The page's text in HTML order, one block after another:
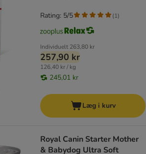
Individuelt 263,80 kr
257,90 kr
126,40 kr / kg
245,01 kr
Rating: 5/5 (1)
Læg i kurv
Royal Canin Starter Mother
& Babydog Ultra Soft